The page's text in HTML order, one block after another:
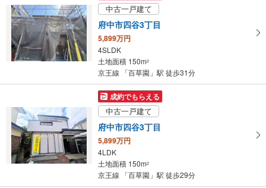
中古一戸建て
府中市四谷3丁目
5,899万円
4SLDK
土地面積 150m2
京王線 「百草園」駅 徒歩31分
成約でもらえる
中古一戸建て
府中市四谷3丁目
5,899万円
4LDK
土地面積 150m2
京王線 「百草園」駅 徒歩29分